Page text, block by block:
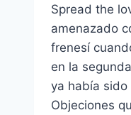
Spread the
amenazado
frenesí
en la
ya había sido
Objeciones